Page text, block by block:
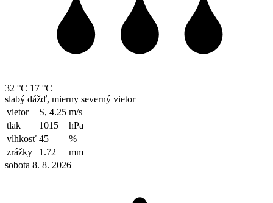
32 °C 17 °C
slabý dážď, mierny severný vietor
vietor
S, 4.25 m/s
tlak
1015
hPa
vlhkosť 45
%
zrážky
1.72
mm
sobota 8. 8. 2026